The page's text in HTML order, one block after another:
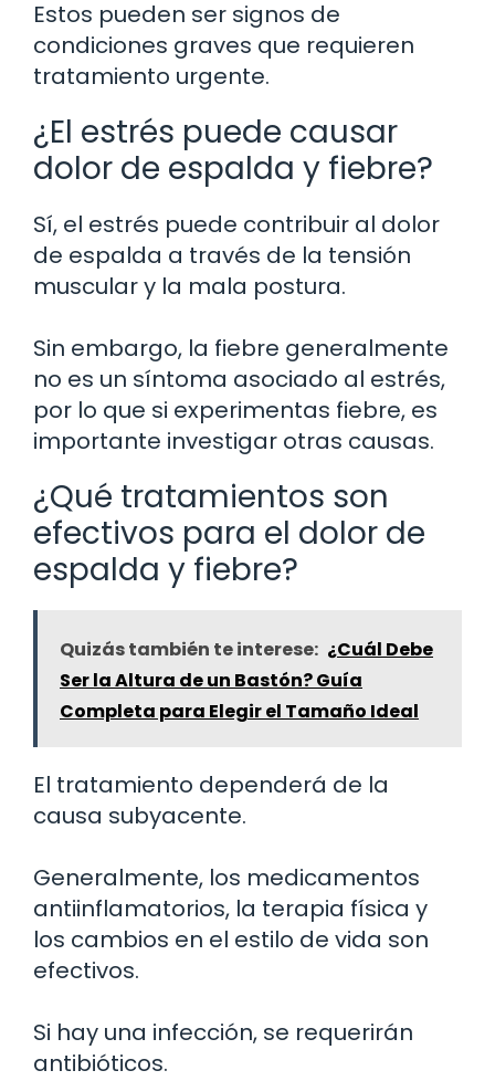
Estos pueden ser signos de
condiciones graves que requieren
tratamiento urgente.
¿El estrés puede causar
dolor de espalda y fiebre?
Sí, el estrés puede contribuir al dolor
de espalda a través de la tensión
muscular y la mala postura.
Sin embargo, la fiebre generalmente
no es un síntoma asociado al estrés,
por lo que si experimentas fiebre, es
importante investigar otras causas.
¿Qué tratamientos son
efectivos para el dolor de
espalda y fiebre?
Quizás también te interese: ¿Cuál Debe
Ser la Altura de un Bastón? Guía
Completa para Elegir el Tamaño Ideal
El tratamiento dependerá de la
causa subyacente.
Generalmente, los medicamentos
antiinflamatorios, la terapia física y
los cambios en el estilo de vida son
efectivos.
Si hay una infección, se requerirán
antibióticos.